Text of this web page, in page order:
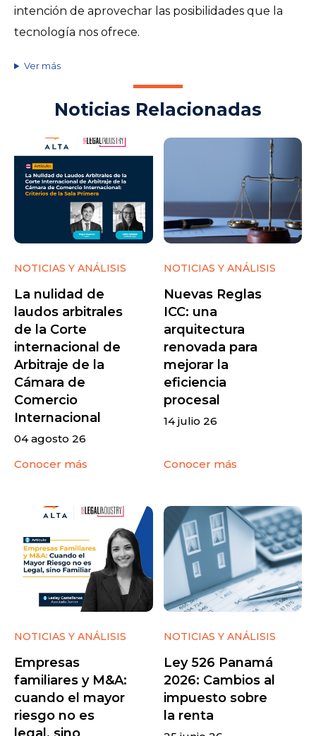
intención de aprovechar las posibilidades que la
tecnología nos ofrece.
Ver más
Noticias Relacionadas
NOTICIAS Y ANÁLISIS
La nulidad de
laudos arbitrales
de la Corte
internacional de
Arbitraje de la
Cámara de
Comercio
Internacional
04 agosto 26
Conocer más
NOTICIAS Y ANÁLISIS
Nuevas Reglas
ICC: una
arquitectura
renovada para
mejorar la
eficiencia
procesal
14 julio 26
Conocer más
NOTICIAS Y ANÁLISIS
Empresas
familiares y M&A:
cuando el mayor
riesgo no es
NOTICIAS Y ANÁLISIS
Ley 526 Panamá
2026: Cambios al
impuesto sobre
la renta